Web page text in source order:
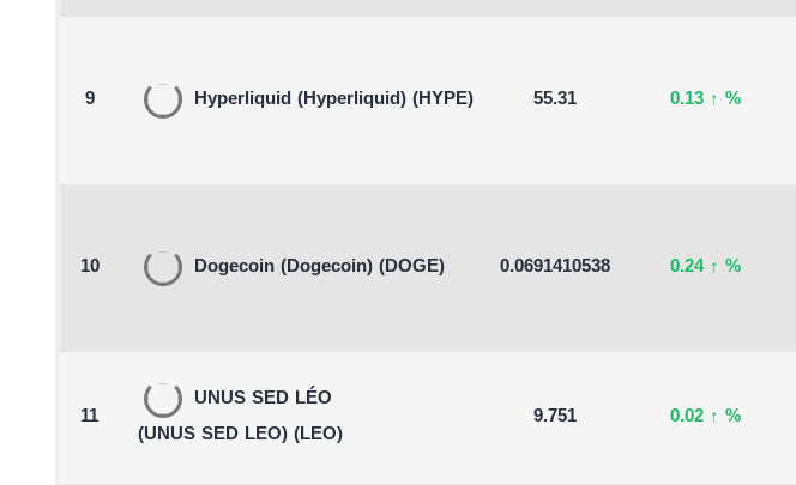
9 Hyperliquid (Hyperliquid) (HYPE) 55.31 0.13 ↑ %
10 Dogecoin (Dogecoin) (DOGE) 0.0691410538 0.24 ↑ %
11
UNUS SED LÉO
(UNUS SED LEO) (LEO)
9.751 0.02 ↑ %